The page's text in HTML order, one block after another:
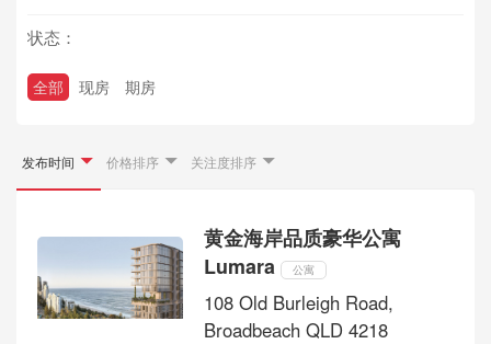
状态：
全部 现房 期房
发布时间 价格排序 关注度排序
黄金海岸品质豪华公寓
Lumara
公寓
108 Old Burleigh Road,
Broadbeach QLD 4218